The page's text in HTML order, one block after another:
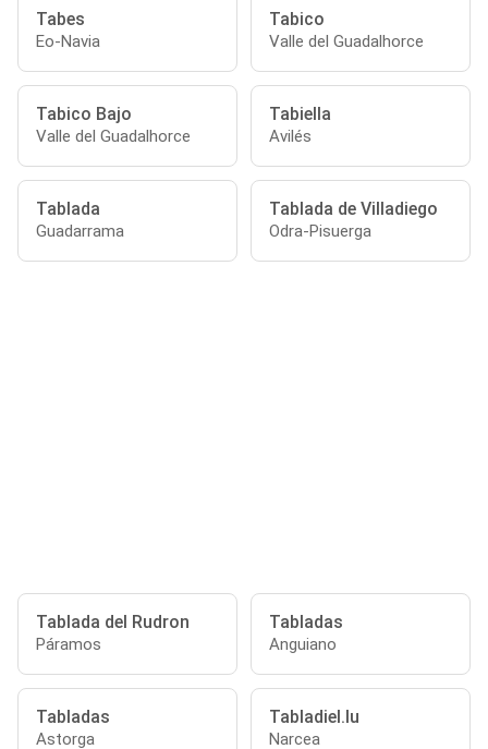
Tabes
Eo-Navia
Tabico
Valle del Guadalhorce
Tabico Bajo
Valle del Guadalhorce
Tabiella
Avilés
Tablada
Guadarrama
Tablada de Villadiego
Odra-Pisuerga
Tablada del Rudron
Páramos
Tabladas
Anguiano
Tabladas
Astorga
Tabladiel.lu
Narcea